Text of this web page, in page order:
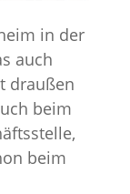
in der
auch
draußen
beim
beim